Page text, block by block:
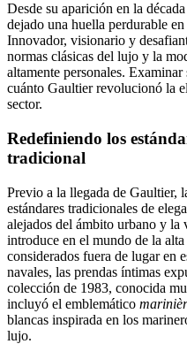
Desde su aparición en la
dejado una huella perdurable
Innovador, visionario y
normas clásicas del lujo y la
altamente personales.
cuánto Gaultier revolucionó la
sector.
Redefiniendo los
tradicional
Previo a la llegada de Gaultier,
estándares tradicionales de
alejados del ámbito urbano y
introduce en el mundo de la
considerados fuera de lugar en
navales, las prendas íntimas
colección de 1983, conocida
incluyó el emblemático
blancas inspirada en los
lujo.